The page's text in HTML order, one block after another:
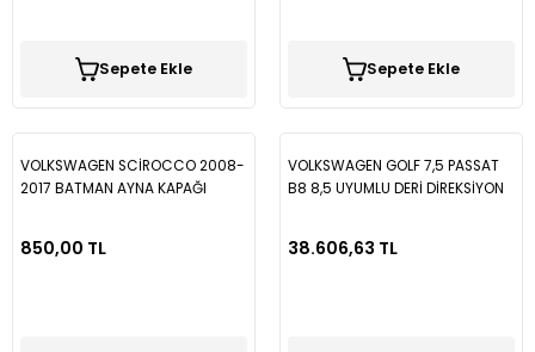
Sepete Ekle Sepete Ekle
VOLKSWAGEN SCİROCCO 2008-
2017 BATMAN AYNA KAPAĞI
850,00 TL
VOLKSWAGEN GOLF 7,5 PASSAT
B8 8,5 UYUMLU DERİ DİREKSİYON
38.606,63 TL